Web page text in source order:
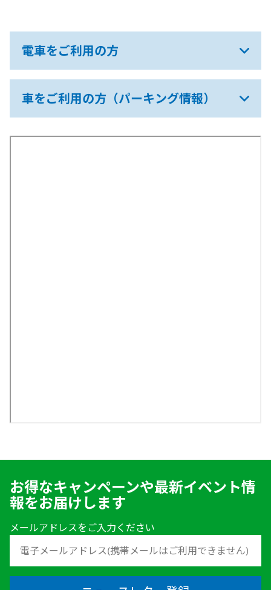
電車をご利用の方
車をご利用の方（パーキング情報）
お得なキャンペーンや最新イベント情
報をお届けします
メールアドレスをご入力ください